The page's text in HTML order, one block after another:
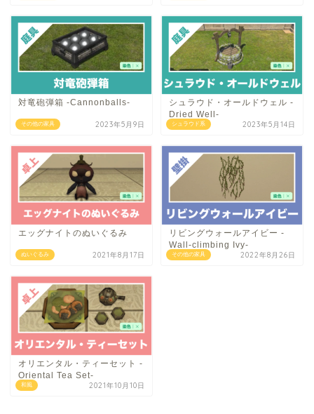
その他の家具
対竜砲弾箱 -Cannonballs-
2023年5月9日 シュラウド系
シュラウド・オールドウェル -
Dried Well-
2023年5月14日
ぬいぐるみ
エッグナイトのぬいぐるみ
2021年8月17日 その他の家具
リビングウォールアイビー -
Wall-climbing Ivy-
2022年8月26日
和風
オリエンタル・ティーセット -
Oriental Tea Set-
2021年10月10日